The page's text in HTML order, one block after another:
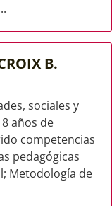
B.
sociales y
años de
competencias
pedagógicas
Metodología de